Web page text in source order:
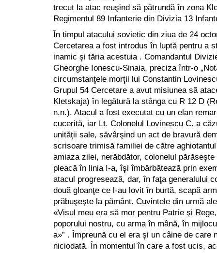
trecut la atac reuşind să pătrundă în zona
Regimentul 89 Infanterie din Divizia 13
În timpul atacului sovietic din ziua de 24
Cercetarea a fost introdus în luptă pentru a
inamic şi tăria acestuia . Comandantul
Gheorghe Ionescu-Sinaia, preciza într-o
circumstanţele morţii lui Constantin
Grupul 54 Cercetare a avut misiunea să
Kletskaja) în legătură la stânga cu R 12 D
n.n.). Atacul a fost executat cu un elan
cucerită, iar Lt. Colonelul Lovinescu C. a
unităţii sale, săvârşind un act de bravură
scrisoare trimisă familiei de către
amiaza zilei, nerăbdător, colonelul
pleacă în linia I-a, îşi îmbărbătează prin
atacul progresează, dar, în faţa generalului
două gloanţe ce l-au lovit în burtă, scapă
prăbuşeşte la pământ. Cuvintele din urmă
«Visul meu era să mor pentru Patrie şi
poporului nostru, cu arma în mână, în
a»” . Împreună cu el era şi un câine de care
niciodată. În momentul în care a fost ucis,